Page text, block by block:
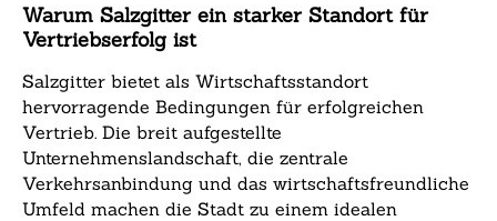
Warum Salzgitter ein starker Standort für
Vertriebserfolg ist
Salzgitter bietet als Wirtschaftsstandort
hervorragende Bedingungen für erfolgreichen
Vertrieb. Die breit aufgestellte
Unternehmenslandschaft, die zentrale
Verkehrsanbindung und das wirtschaftsfreundliche
Umfeld machen die Stadt zu einem idealen